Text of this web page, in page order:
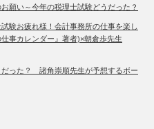
願い～今年の税理士試験どうだった？
験お疲れ様！会計事務所の仕事を楽し
事カレンダー』著者)×朝倉歩先生
だった？ 諸角崇順先生が予想するボー